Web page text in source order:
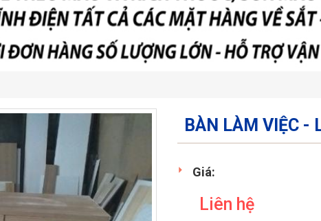
BÀN LÀM VIỆC -
Giá:
Liên hệ